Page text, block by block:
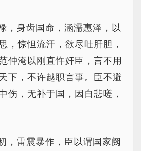
，身齿国命，涵濡惠泽，以
，惊怛流汗，欲尽吐肝胆，
仲淹以刚直忤奸臣，言不用
下，不许越职言事。臣不避
伤，无补于国，因自悲嗟，
，雷震暴作，臣以谓国家阙